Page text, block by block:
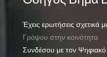
Έχεις ερωτήσεις σχετικά
Γράψου στην κοινότητα
Συνδέσου με τον